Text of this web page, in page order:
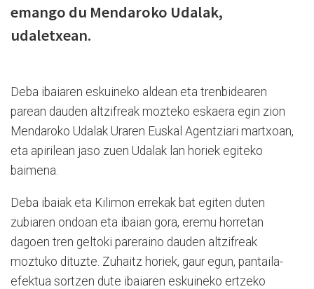
emango du Mendaroko Udalak,
udaletxean.
Deba ibaiaren eskuineko aldean eta trenbidearen
parean dauden altzifreak mozteko eskaera egin zion
Mendaroko Udalak Uraren Euskal Agentziari martxoan,
eta apirilean jaso zuen Udalak lan horiek egiteko
baimena.
Deba ibaiak eta Kilimon errekak bat egiten duten
zubiaren ondoan eta ibaian gora, eremu horretan
dagoen tren geltoki pareraino dauden altzifreak
moztuko dituzte. Zuhaitz horiek, gaur egun, pantaila-
efektua sortzen dute ibaiaren eskuineko ertzeko